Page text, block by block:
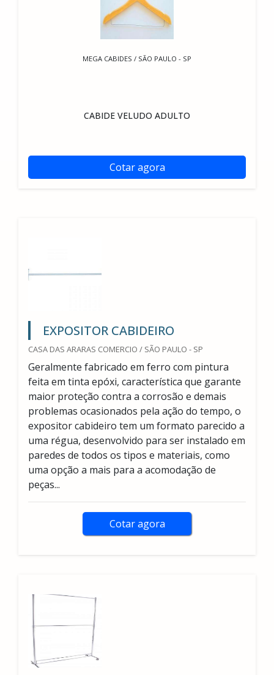
MEGA CABIDES / SÃO PAULO - SP
CABIDE VELUDO ADULTO
Cotar agora
EXPOSITOR CABIDEIRO
CASA DAS ARARAS COMERCIO / SÃO PAULO - SP
Geralmente fabricado em ferro com pintura
feita em tinta epóxi, característica que garante
maior proteção contra a corrosão e demais
problemas ocasionados pela ação do tempo, o
expositor cabideiro tem um formato parecido a
uma régua, desenvolvido para ser instalado em
paredes de todos os tipos e materiais, como
uma opção a mais para a acomodação de
peças...
Cotar agora